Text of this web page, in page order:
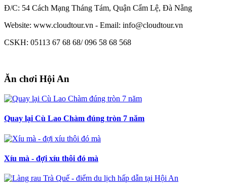
Đ/C: 54 Cách Mạng Tháng Tám, Quận Cẩm Lệ, Đà Nẵng
Website: www.cloudtour.vn - Email: info@cloudtour.vn
CSKH: 05113 67 68 68/ 096 58 68 568
Ăn chơi Hội An
Quay lại Cù Lao Chàm đúng tròn 7 năm
Xíu mà - đợi xíu thôi đó mà